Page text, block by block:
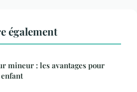
également
mineur : les avantages pour